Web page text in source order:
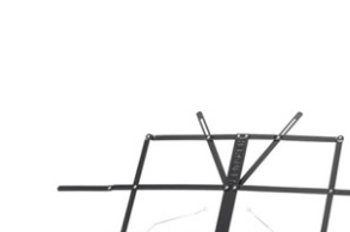
電子ピアノ